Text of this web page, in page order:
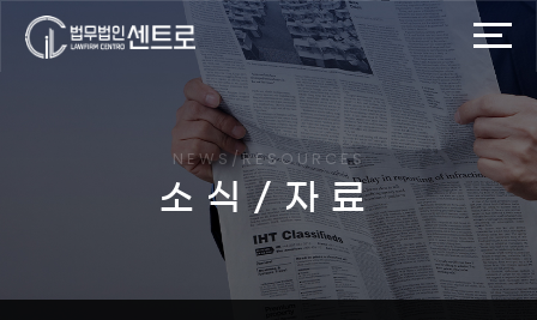
NEWS/RESOURCES
소식/자료